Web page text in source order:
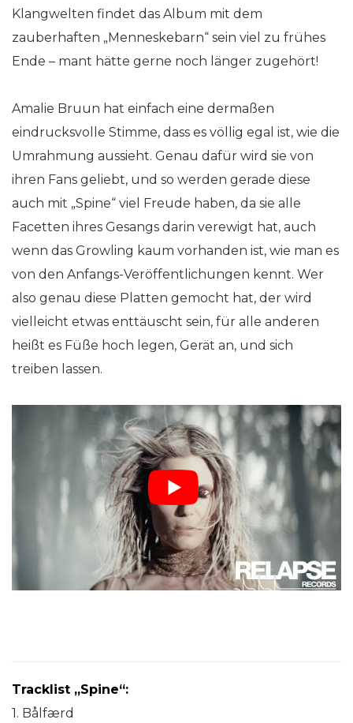
Klangwelten findet das Album mit dem
zauberhaften „Menneskebarn“ sein viel zu frühes
Ende – mant hätte gerne noch länger zugehört!
Amalie Bruun hat einfach eine dermaßen
eindrucksvolle Stimme, dass es völlig egal ist, wie die
Umrahmung aussieht. Genau dafür wird sie von
ihren Fans geliebt, und so werden gerade diese
auch mit „Spine“ viel Freude haben, da sie alle
Facetten ihres Gesangs darin verewigt hat, auch
wenn das Growling kaum vorhanden ist, wie man es
von den Anfangs-Veröffentlichungen kennt. Wer
also genau diese Platten gemocht hat, der wird
vielleicht etwas enttäuscht sein, für alle anderen
heißt es Füße hoch legen, Gerät an, und sich
treiben lassen.
Tracklist „Spine“:
1. Bålfærd